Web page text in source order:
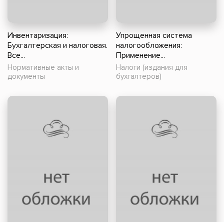
Инвентаризация:
Бухгалтерская и налоговая.
Все...
Нормативные акты и
документы
Упрощенная система
налогообложения:
Применение...
Налоги (издания для
бухгалтеров)